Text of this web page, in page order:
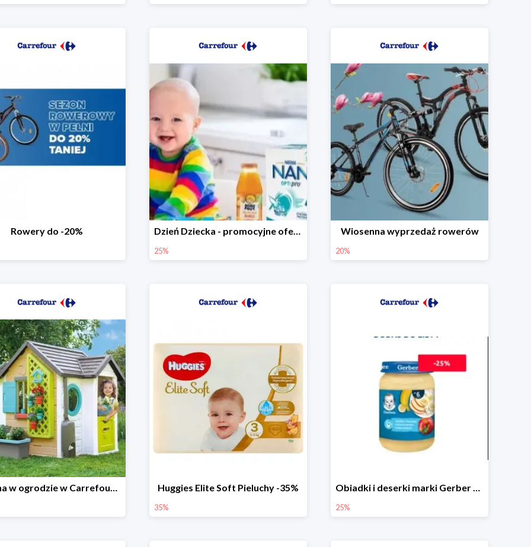
Rowery do -20% Dzień Dziecka - promocyjne oferty dla najmłodszych
25%
Wiosenna wyprzedaż rowerów
20%
Wiosna w ogrodzie w Carrefourze do -20% Huggies Elite Soft Pieluchy -35%
35%
Obiadki i deserki marki Gerber do -25%
25%